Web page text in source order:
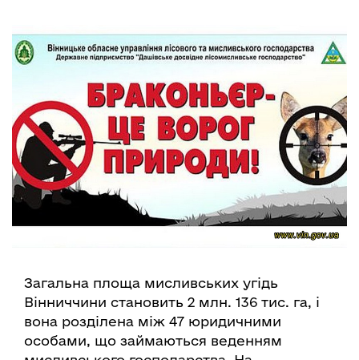
Загальна площа мисливських угідь
Вінниччини становить 2 млн. 136 тис. га, і
вона розділена між 47 юридичними
особами, що займаються веденням